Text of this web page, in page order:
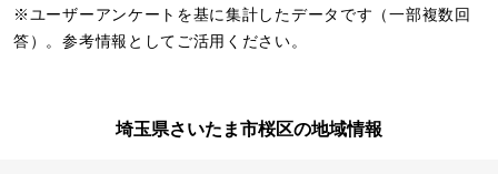
※ユーザーアンケートを基に集計したデータです（一部複数回
答）。参考情報としてご活用ください。
埼玉県さいたま市桜区の地域情報